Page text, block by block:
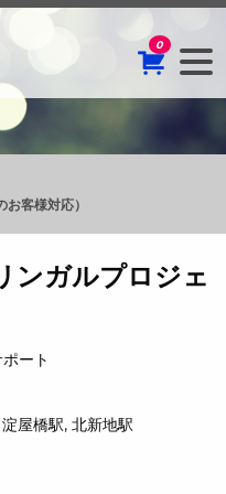
0
客様対応）
ンガルプロジェ
ート
淀屋橋駅, 北新地駅